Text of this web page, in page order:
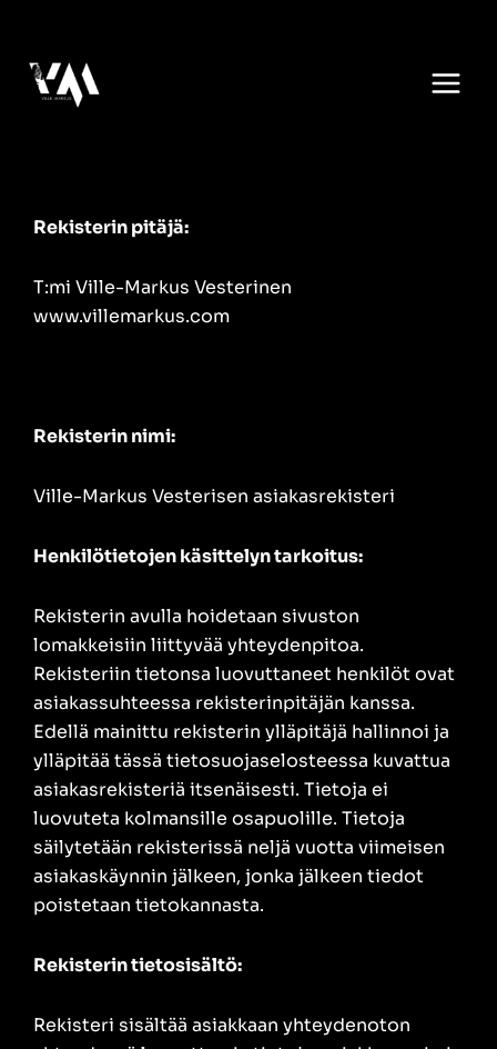
content
Rekisterin pitäjä:
T:mi Ville-Markus Vesterinen
www.villemarkus.com
Rekisterin nimi:
Ville-Markus Vesterisen asiakasrekisteri
Henkilötietojen käsittelyn tarkoitus:
Rekisterin avulla hoidetaan sivuston
lomakkeisiin liittyvää yhteydenpitoa.
Rekisteriin tietonsa luovuttaneet henkilöt ovat
asiakassuhteessa rekisterinpitäjän kanssa.
Edellä mainittu rekisterin ylläpitäjä hallinnoi ja
ylläpitää tässä tietosuojaselosteessa kuvattua
asiakasrekisteriä itsenäisesti. Tietoja ei
luovuteta kolmansille osapuolille. Tietoja
säilytetään rekisterissä neljä vuotta viimeisen
asiakaskäynnin jälkeen, jonka jälkeen tiedot
poistetaan tietokannasta.
Rekisterin tietosisältö:
Rekisteri sisältää asiakkaan yhteydenoton